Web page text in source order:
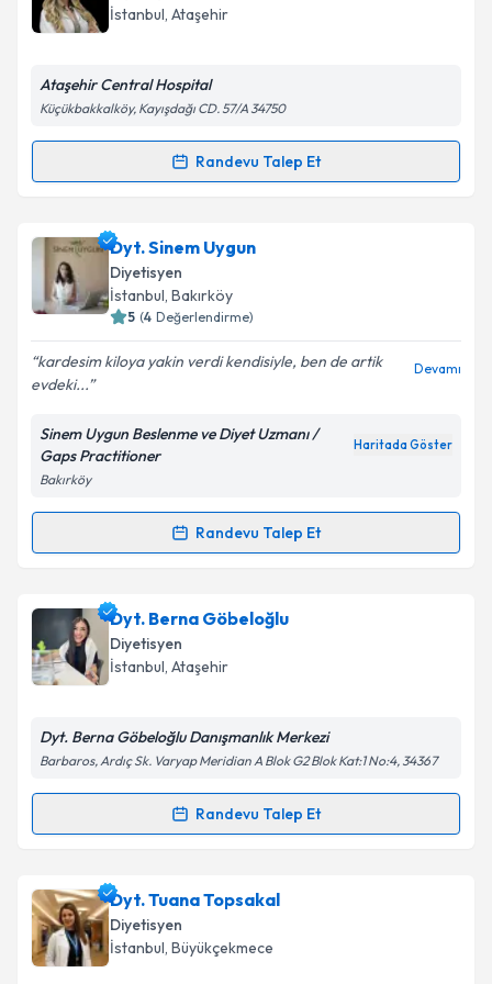
takvim hazırlandığında e-posta ile bilgilendireceğiz.
Kişisel verilerimin işlenmesine ilişkin
Metni'ni okudum ve kişisel verilerimin belirtilen
Takvim Talebini Gönder
İstanbul, Ataşehir
Ataşehir Central Hospital
Küçükbakkalköy, Kayışdağı CD. 57/A 34750
Randevu Talep Et
Randevu Takvimi Talebi
Dyt. Yaren Hocaoğluiçin randevu takvimi talebi
oluşturun. Size bu uzmandan randevu almanız için bir
takvim hazırlandığında e-posta ile bilgilendireceğiz.
Kişisel verilerimin işlenmesine ilişkin
Aydınlatma
Metni'ni okudum ve kişisel verilerimin belirtilen
Takvim Talebini Gönder
Dyt. Sinem Uygun
Diyetisyen
İstanbul, Bakırköy
5 (4 Değerlendirme)
kardesim kiloya yakin verdi kendisiyle, ben de artik
evdeki...
Devamı
Sinem Uygun Beslenme ve Diyet Uzmanı /
Gaps Practitioner
Haritada Göster
Bakırköy
Randevu Talep Et
Randevu Takvimi Talebi
Dyt. Sinem Uyguniçin randevu takvimi talebi
oluşturun. Size bu uzmandan randevu almanız için bir
takvim hazırlandığında e-posta ile bilgilendireceğiz.
Kişisel verilerimin işlenmesine ilişkin
Metni'ni okudum ve kişisel verilerimin belirtilen
Takvim Talebini Gönder
Dyt. Berna Göbeloğlu
Diyetisyen
İstanbul, Ataşehir
Dyt. Berna Göbeloğlu Danışmanlık Merkezi
Barbaros, Ardıç Sk. Varyap Meridian A Blok G2 Blok Kat:1 No:4, 34367
Randevu Talep Et
Randevu Takvimi Talebi
Dyt. Berna Göbeloğluiçin randevu takvimi talebi
oluşturun. Size bu uzmandan randevu almanız için bir
takvim hazırlandığında e-posta ile bilgilendireceğiz.
Dyt. Tuana Topsakal
Diyetisyen
İstanbul, Büyükçekmece